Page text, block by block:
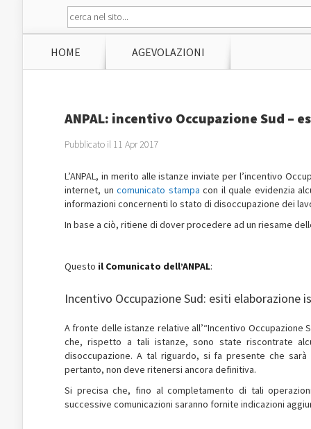
HOME AGEVOLAZIONI
ANPAL: incentivo Occupazione Sud –
Pubblicato il 11 Apr 2017
L’ANPAL, in merito alle istanze inviate per l’incentivo
internet, un comunicato stampa con il quale evidenzia
informazioni concernenti lo stato di disoccupazione dei
In base a ciò, ritiene di dover procedere ad un riesame
Questo il Comunicato dell’ANPAL:
Incentivo Occupazione Sud: esiti elaborazione
A fronte delle istanze relative all’“Incentivo Occupazione
che, rispetto a tali istanze, sono state riscontrate
disoccupazione. A tal riguardo, si fa presente che sarà
pertanto, non deve ritenersi ancora definitiva.
Si precisa che, fino al completamento di tali
successive comunicazioni saranno fornite indicazioni